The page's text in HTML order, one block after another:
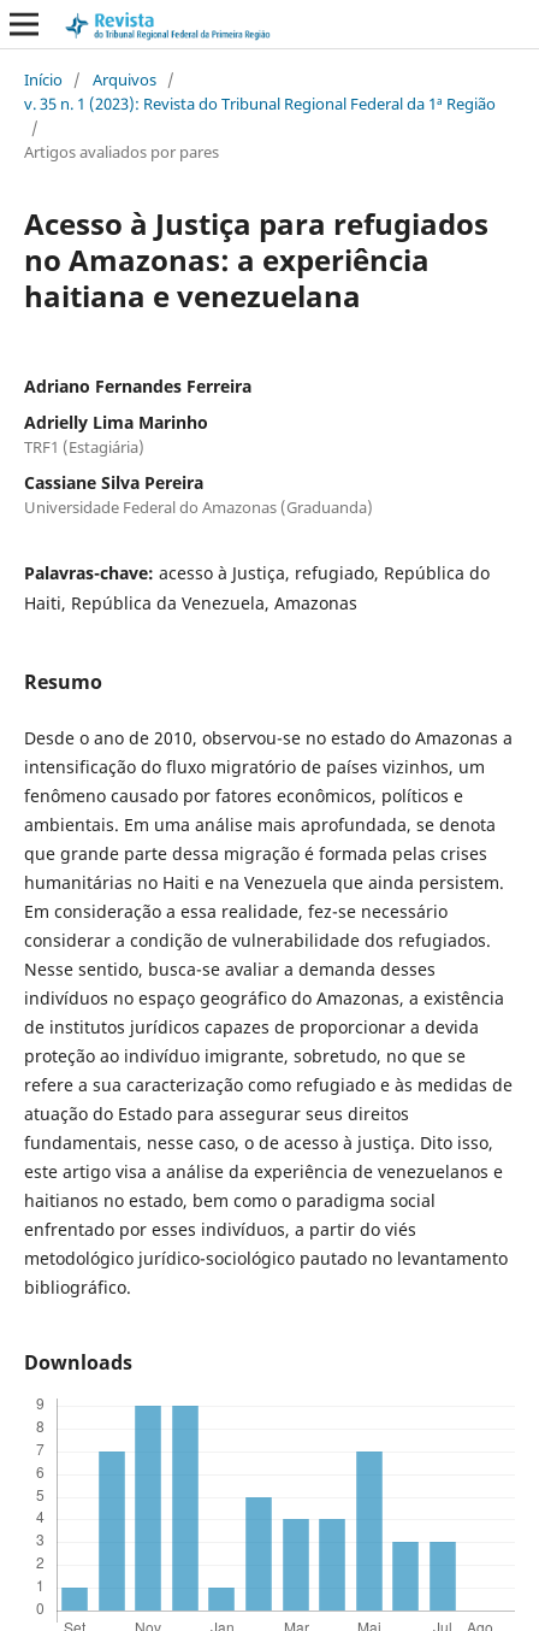
Início / Arquivos /
v. 35 n. 1 (2023): Revista do Tribunal Regional Federal da 1ª Região
/
Artigos avaliados por pares
Acesso à Justiça para refugiados
no Amazonas: a experiência
haitiana e venezuelana
Adriano Fernandes Ferreira
Adrielly Lima Marinho
TRF1 (Estagiária)
Cassiane Silva Pereira
Universidade Federal do Amazonas (Graduanda)
Palavras-chave: acesso à Justiça, refugiado, República do
Haiti, República da Venezuela, Amazonas
Resumo
Desde o ano de 2010, observou-se no estado do Amazonas a
intensificação do fluxo migratório de países vizinhos, um
fenômeno causado por fatores econômicos, políticos e
ambientais. Em uma análise mais aprofundada, se denota
que grande parte dessa migração é formada pelas crises
humanitárias no Haiti e na Venezuela que ainda persistem.
Em consideração a essa realidade, fez-se necessário
considerar a condição de vulnerabilidade dos refugiados.
Nesse sentido, busca-se avaliar a demanda desses
indivíduos no espaço geográfico do Amazonas, a existência
de institutos jurídicos capazes de proporcionar a devida
proteção ao indivíduo imigrante, sobretudo, no que se
refere a sua caracterização como refugiado e às medidas de
atuação do Estado para assegurar seus direitos
fundamentais, nesse caso, o de acesso à justiça. Dito isso,
este artigo visa a análise da experiência de venezuelanos e
haitianos no estado, bem como o paradigma social
enfrentado por esses indivíduos, a partir do viés
metodológico jurídico-sociológico pautado no levantamento
bibliográfico.
Downloads